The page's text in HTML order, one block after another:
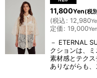
11,800Yen(税
(税込: 12,980
定価: 19,000Yen
－ ETERNAL
クションは、
素材感とテク
ありながらも